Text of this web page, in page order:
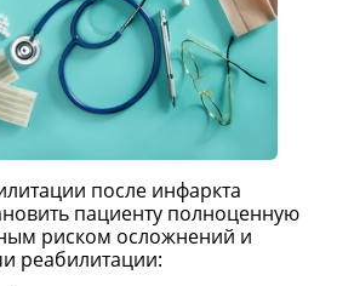
после инфаркта
пациенту полноценную
риском осложнений и
реабилитации: